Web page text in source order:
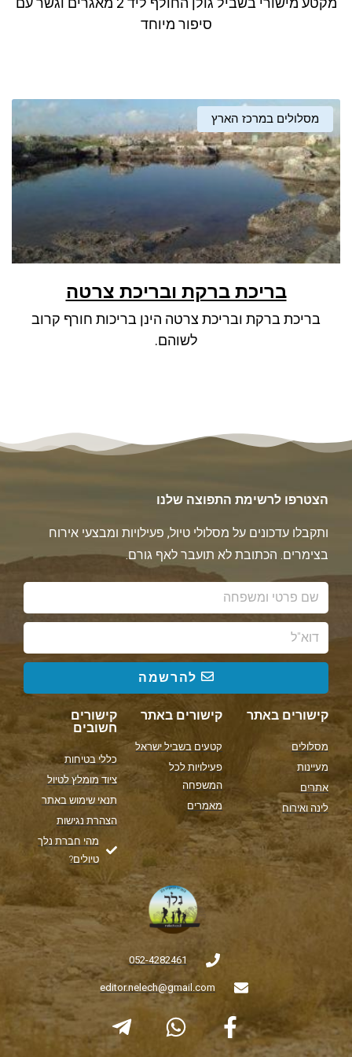
brightness_low ניגודיות כהה
סיפור מיוחד
מסלולים במרכז הארץ
בריכת ברקת ובריכת צרטה
בריכת ברקת ובריכת צרטה הינן בריכות חורף קרוב
לשוהם.
הצטרפו לרשימת התפוצה שלנו
ותקבלו עדכונים על מסלולי טיול, פעילויות ומבצעי אירוח
בצימרים. הכתובת לא תועבר לאף גורם.
להרשמה
קישורים באתר
מסלולים
מעיינות
אתרים
לינה ואירוח
קישורים באתר
קטעים בשביל ישראל
פעילויות לכל
המשפחה
מאמרים
קישורים
חשובים
כללי בטיחות
ציוד מומלץ לטיול
תנאי שימוש באתר
הצהרת נגישות
מהי חברת נלך
טיולים?
052-4282461
editor.nelech@gmail.com